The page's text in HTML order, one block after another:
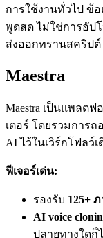
การใช้งานทั่วไป ข้
พูดสด ไม่ใช่การอัป
ส่งออกทรานสคริปต์
Maestra
Maestra เป็นแพลต
เตอร์ โดยรวมการถ
AI ไว้ในเวิร์กโฟลว์เ
ฟีเจอร์เด่น:
รองรับ 125+
AI voice
ปลายทางใดก็